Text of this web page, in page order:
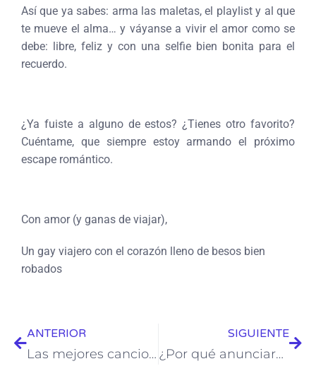
Así que ya sabes: arma las maletas, el playlist y al que
te mueve el alma… y váyanse a vivir el amor como se
debe: libre, feliz y con una selfie bien bonita para el
recuerdo.
¿Ya fuiste a alguno de estos? ¿Tienes otro favorito?
Cuéntame, que siempre estoy armando el próximo
escape romántico.
Con amor (y ganas de viajar),
Un gay viajero con el corazón lleno de besos bien
robados
ANTERIOR
Las mejores canciones para un Road Trip: El playlist perfecto para tu aventura
SIGUIENTE
¿Por qué anunciarme como una marca LGBT o aliada?